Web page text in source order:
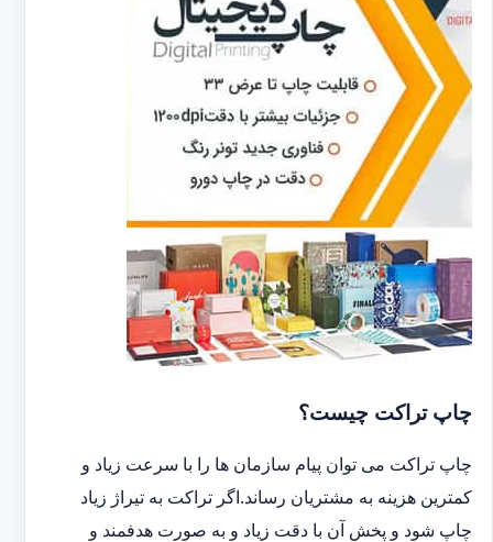
چاپ تراکت چیست؟
چاپ تراکت می توان پیام سازمان ها را با سرعت زیاد و
کمترین هزینه به مشتریان رساند.اگر تراکت به تیراژ زیاد
چاپ شود و پخش آن با دقت زیاد و به صورت هدفمند و